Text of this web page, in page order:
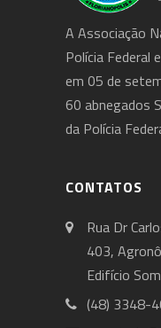
A Associação
Polícia Federal
em 05 de
60 abnegados
da Polícia
CONTATOS
Rua Dr
403,
Edifício
(48) 3348-